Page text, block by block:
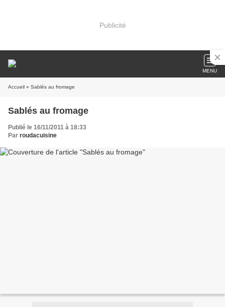
Publicité
MENU
Accueil » Sablés au fromage
Sablés au fromage
Publié le 16/11/2011 à 18:33
Par roudacuisine